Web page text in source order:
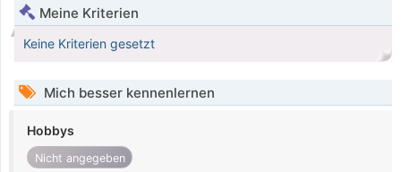
Meine Kriterien
Keine Kriterien gesetzt
Mich besser kennenlernen
Hobbys
Nicht angegeben